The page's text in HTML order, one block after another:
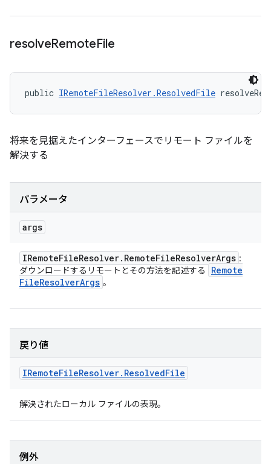
resolveRemoteFile
public IRemoteFileResolver.ResolvedFile
将来を見据えたインターフェースでリモート ファイルを
解決する
パラメータ
args
IRemoteFileResolver. RemoteFileResolverArgs :
ダウンロードするリモートとその方法を記述する
Remote
FileResolverArgs 。
戻り値
IRemoteFileResolver. ResolvedFile
解決されたローカル ファイルの表現。
例外